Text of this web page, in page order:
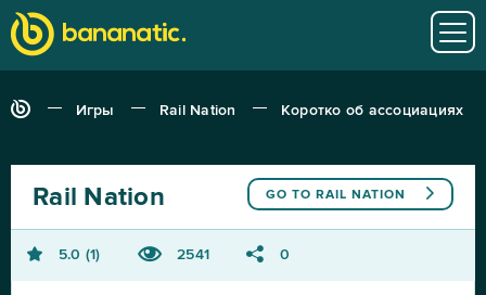
Игры Rail Nation Коротко об ассоциациях
GO TO RAIL NATION
Rail Nation
5.0 1 2541 0